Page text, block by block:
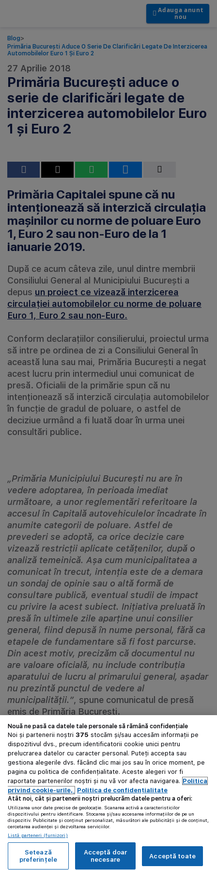
Adauga anunt
nou
Blog>
Primăria București Aduce O Serie De Clarificări Legate De Interzicerea
Automobilelor Euro 1 Și Euro 2
27 Aprilie 2018
Primăria București aduce o
serie de clarificări legate de
interzicerea automobilelor Euro
1 și Euro 2
Primăria Capitalei spune că nu
intenționează să interzică circulația
mașinilor cu norme de poluare Euro
1, Euro 2 sau non-Euro de la 1
ianuarie 2019.
După ce acum câteva zile, unul dintre membrii
Consiliului General al Municipiului București a
depus un proiect ce vizează interzicerea
circulației automobilelor cu norme de poluare
Euro 1, Euro 2 sau non-Euro.
Conform declarațiilor consilierului, proiectul urma
să intre pe ordinea de zi a Consiliului General în
această luna sau mai, Primăria București a negat
acest lucru prin intermediul unui comunicat de
presă. Oficialii de la primărie spun că nu
intenționează să interzică circulația automobilelor
în funcție de gradul de poluare, o astfel de
deciziue urmând a fi luată doar în urma unei
consultări publice.
„Primăria Municipiului Bucureşti nu are în
vedere adoptarea, în perioada imediat
următoare, a unor reglementări referitoare la
accesul în Capitală autovehiculelor încadrate în
anumite categorii de poluare. Astfel de
prevederi se adoptă, ca orice decizie care
vizează restricţii aplicate cetăţenilor, după o
analiză temeinică. Aşa cum municipalitatea a
comunicat în trecut, intenţia este de a demara
un sondaj de opinie sau o altă formă de
consultare publică, eventual studii de impact
cu privire la acest subiect. Iniţiativa preluată în
presă în ultimele zile aparţine unui consilier
general, fiind depusă în nume personal, fără ca
etapele de fundamentare să fi fost parcurse.
Din acest motiv, precizăm că documentul nu
are valoare oficială, nu include contribuţia
aparatului de lucru al primarului general, aşadar
nu prezintă punctul de vedere al
municipalităţii.”, spune comunicatul de presă
emis de Primăria București.
Proiectul prevedea ca automobilele cu normă de
poluare non-Euro, Euro 1 și Euro 2 să nu mai
poată circula în București începând cu 1 ianuarie
2019. Mașinile Euro 3 ar fi primit aceeași
interdicție din 2020 iar cele Euro 4, din 2021.
Circulația acestor automobile ar fi fost interzisă
doar în intervalul orar 6 – 22.
Nouă ne pasă ca datele tale personale să rămână confidențiale
Noi și partenerii noștri 375 stocăm și/sau accesăm informații pe
dispozitivul dvs., precum identificatorii cookie unici pentru
prelucrarea datelor cu caracter personal. Puteți accepta sau
gestiona alegerile dvs. făcând clic mai jos sau în orice moment, pe
pagina cu politica de confidențialitate. Aceste alegeri vor fi
raportate partenerilor noștri și nu vă vor afecta navigarea. Politica
privind cookie-urile,
Politica de confidențialitate
Atât noi, cât și partenerii noștri prelucrăm datele pentru a oferi:
Utilizarea unor date precise de geolocație. Scanarea activă a caracteristicilor
dispozitivului pentru identificare. Stocarea și/sau accesarea informațiilor de pe un
dispozitiv. Publicitate și conținut personalizat, măsurători ale publicității și de conținut,
cercetarea audienței și dezvoltarea serviciilor.
Listă parteneri (furnizori)
Acceptă toate
Acceptă doar
necesare
Setează
preferințele